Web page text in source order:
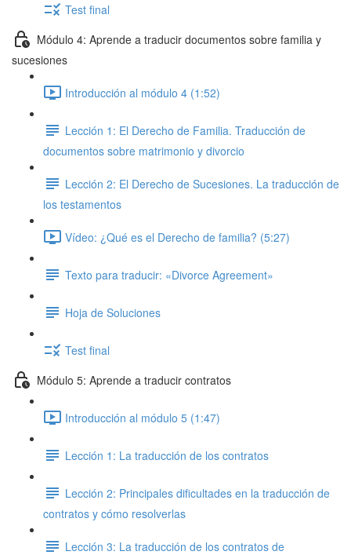
Test final
Módulo 4: Aprende a traducir documentos sobre familia y
sucesiones
Introducción al módulo 4 (1:52)
Lección 1: El Derecho de Familia. Traducción de
documentos sobre matrimonio y divorcio
Lección 2: El Derecho de Sucesiones. La traducción de
los testamentos
Vídeo: ¿Qué es el Derecho de familia? (5:27)
Texto para traducir: «Divorce Agreement»
Hoja de Soluciones
Test final
Módulo 5: Aprende a traducir contratos
Introducción al módulo 5 (1:47)
Lección 1: La traducción de los contratos
Lección 2: Principales dificultades en la traducción de
contratos y cómo resolverlas
Lección 3: La traducción de los contratos de